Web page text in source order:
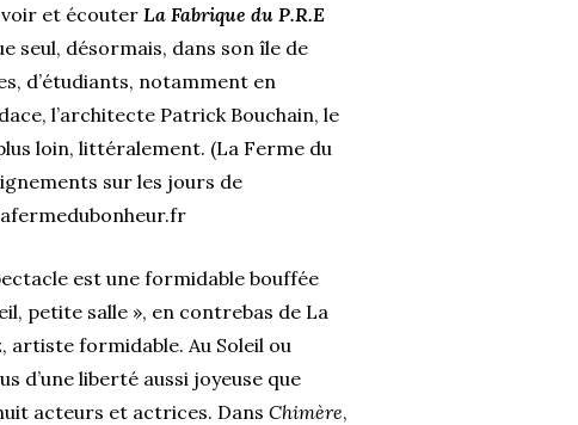
et écouter La Fabrique du P.R.E
seul, désormais, dans son île de
d’étudiants, notamment en
l’architecte Patrick Bouchain, le
loin, littéralement. (La Ferme du
sur les jours de
est une formidable bouffée
petite salle », en contrebas de La
formidable. Au Soleil ou
d’une liberté aussi joyeuse que
acteurs et actrices. Dans Chimère,